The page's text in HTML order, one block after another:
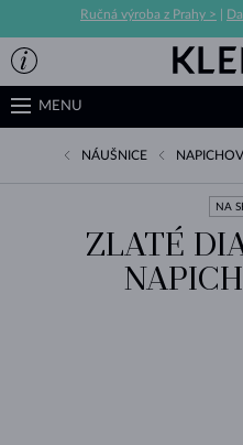
Ručná výroba z Prahy >
MENU
NÁUŠNICE
NA
ZLATÉ